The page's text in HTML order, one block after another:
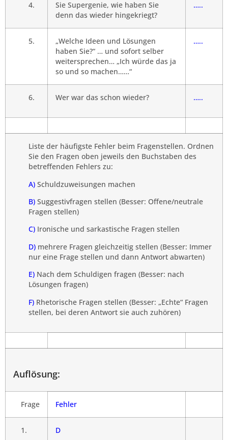
4.
Sie Supergenie, wie haben Sie
denn das wieder hingekriegt?
…..
5.
„Welche Ideen und Lösungen
haben Sie?“ … und sofort selber
weitersprechen… „Ich würde das ja
so und so machen……“
…..
6. Wer war das schon wieder? …..
Liste der häufigste Fehler beim Fragenstellen. Ordnen
Sie den Fragen oben jeweils den Buchstaben des
betreffenden Fehlers zu:
A) Schuldzuweisungen machen
B) Suggestivfragen stellen (Besser: Offene/neutrale
Fragen stellen)
C) Ironische und sarkastische Fragen stellen
D) mehrere Fragen gleichzeitig stellen (Besser: Immer
nur eine Frage stellen und dann Antwort abwarten)
E) Nach dem Schuldigen fragen (Besser: nach
Lösungen fragen)
F) Rhetorische Fragen stellen (Besser: „Echte“ Fragen
stellen, bei deren Antwort sie auch zuhören)
Auflösung:
Frage Fehler
1. D